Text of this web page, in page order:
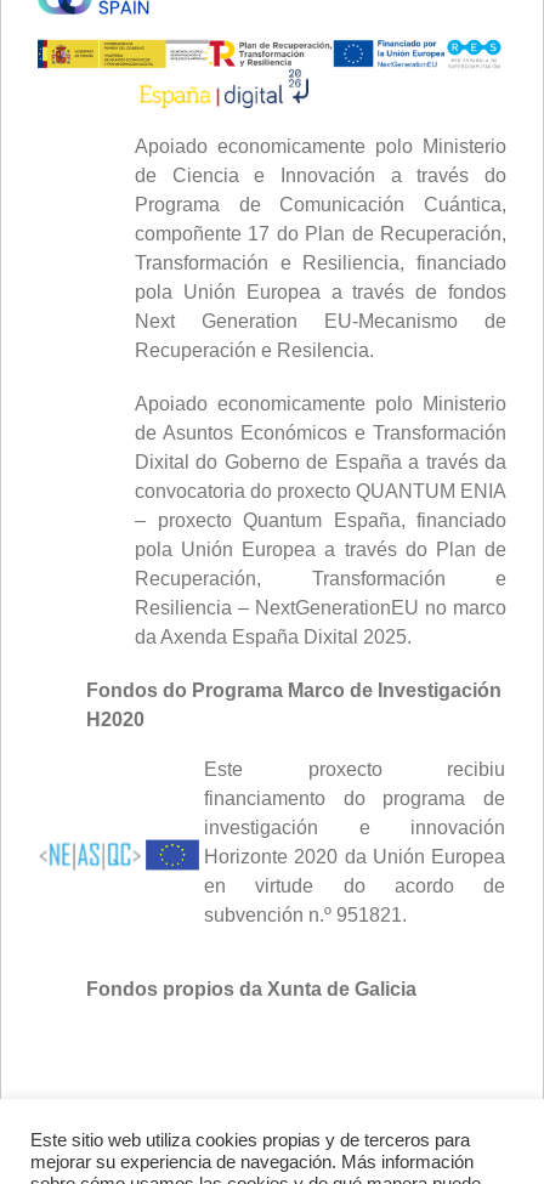
Apoiado economicamente polo Ministerio
de Ciencia e Innovación a través do
Programa de Comunicación Cuántica,
compoñente 17 do Plan de Recuperación,
Transformación e Resiliencia, financiado
pola Unión Europea a través de fondos
Next Generation EU-Mecanismo de
Recuperación e Resilencia.
Apoiado economicamente polo Ministerio
de Asuntos Económicos e Transformación
Dixital do Goberno de España a través da
convocatoria do proxecto QUANTUM ENIA
– proxecto Quantum España, financiado
pola Unión Europea a través do Plan de
Recuperación, Transformación e
Resiliencia – NextGenerationEU no marco
da Axenda España Dixital 2025.
Fondos do Programa Marco de Investigación
H2020
Este proxecto recibiu
financiamento do programa de
investigación e innovación
Horizonte 2020 da Unión Europea
en virtude do acordo de
subvención n.º 951821.
Fondos propios da Xunta de Galicia
Avenida de Vigo, s/n 15705
Santiago de Compostela, A
Este sitio web utiliza cookies propias y de terceros para
mejorar su experiencia de navegación. Más información